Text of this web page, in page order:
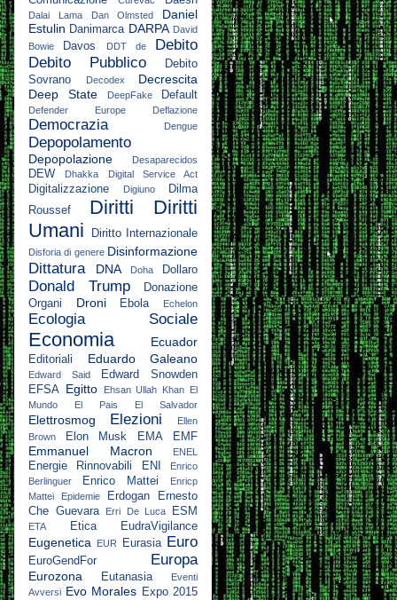
Dalai Lama Dan Olmsted
Daniel
Estulin Danimarca DARPA David
Bowie
Davos DDT de
Debito
Debito Pubblico
Debito
Sovrano
Decodex
Decrescita
Deep State
DeepFake Default
Defender Europe Deflazione
Democrazia Dengue
Depopolamento
Depopolazione Desaparecidos
DEW Dhakka Digital Service Act
Digitalizzazione Digiuno
Dilma
Roussef
Diritti
Diritti
Umani
Diritto Internazionale
Disforia di genere Disinformazione
Dittatura DNA Doha Dollaro
Donald Trump
Donazione
Organi
Droni Ebola Echelon
Ecologia Sociale
Economia Ecuador
Editoriali Eduardo Galeano
Edward Said
Edward Snowden
EFSA Egitto Ehsan Ullah Khan El
Mundo
El Pais El Salvador
Elettrosmog Elezioni
Ellen
Brown
Elon Musk EMA EMF
Emmanuel Macron ENEL
Energie Rinnovabili ENI
Enrico
Berlinguer
Enrico Mattei
Enricp
Mattei
Epidemie Erdogan
Ernesto
Che Guevara
Erri De Luca ESM
ETA Etica EudraVigilance
Eugenetica EUR Eurasia Euro
EuroGendFor Europa
Eurozona Eutanasia
Eventi
Avversi Evo Morales Expo 2015